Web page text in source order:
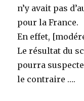
n’y avait pas
pour la France.
En effet,
Le résultat du
pourra
le contraire ….